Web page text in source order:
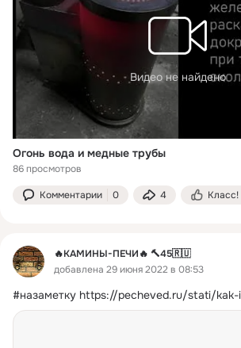
Видео не найдено
Огонь вода и медные трубы
86 просмотров
Комментарии 0 4 Класс!
🔥КАМИНЫ-ПЕЧИ🔥 🔨45🇷🇺
добавлена 29 июня 2022 в 08:53
#назаметку https://pecheved.ru/stati/kak-